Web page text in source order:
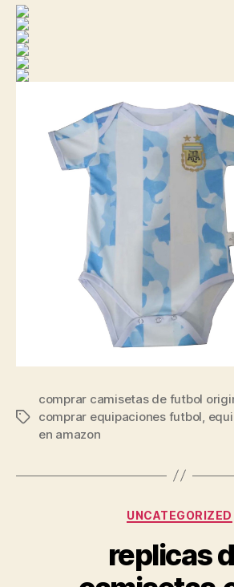
Etiquetas
comprar camisetas de futbol
comprar equipaciones futbol
en amazon
UNCATEGORIZED
replicas